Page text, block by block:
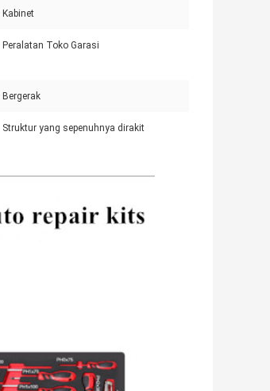
Kabinet
Peralatan Toko Garasi
Bergerak
Struktur yang sepenuhnya dirakit